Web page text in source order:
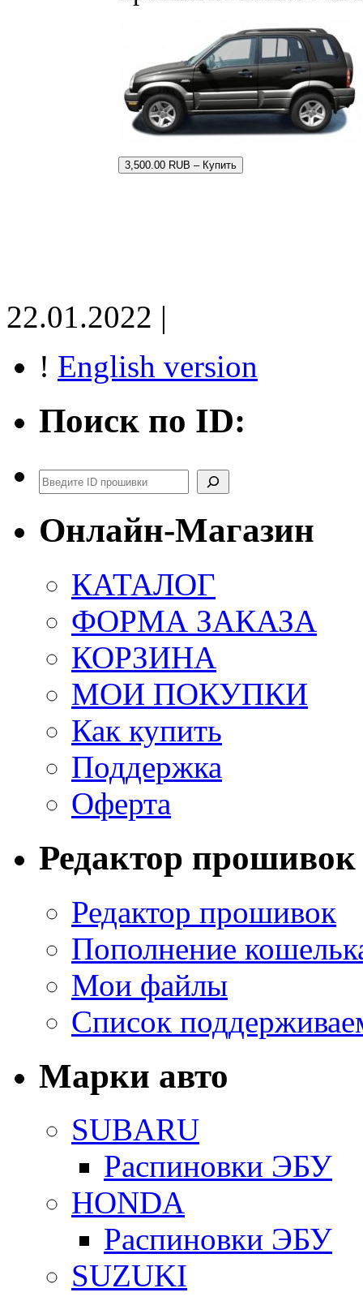
3,500.00 RUB – Купить
22.01.2022 |
! English version
Поиск по ID:
Поиск
Онлайн-Магазин
КАТАЛОГ
ФОРМА ЗАКАЗА
КОРЗИНА
МОИ ПОКУПКИ
Как купить
Поддержка
Оферта
Редактор прошивок
Редактор прошивок
Пополнение
Мои файлы
Список
Марки авто
SUBARU
Распиновки ЭБУ
HONDA
Распиновки ЭБУ
SUZUKI